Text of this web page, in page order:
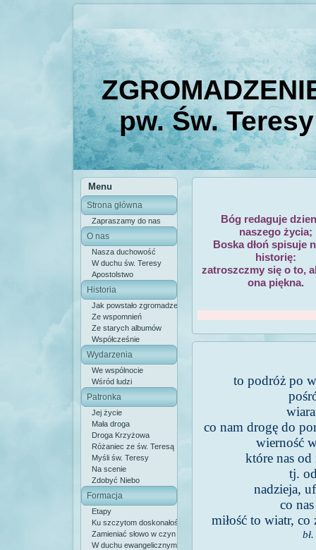
pw. Św.
Menu
Strona główna
Zapraszamy do nas
O nas
Nasza duchowość
W duchu św. Teresy
Apostolstwo
Historia
Jak powstało zgromadzenie
Ze wspomnień
Ze starych albumów
Współcześnie
Wydarzenia
We wspólnocie
Wśród ludzi
Patronka
Jej życie
Mała droga
Droga Krzyżowa
Różaniec ze św. Teresą
Myśli św. Teresy
Na scenie
Zdobyć Niebo
Formacja
Etapy
Ku szczytom doskonałości
Zamieniać słowo w czyn
W duchu ewangelicznym
Bóg redaguje
naszego życia;
Boska dłoń spisuje
historię:
zatroszczmy się o to,
ona piękna.
to podróż po
co nam drogę do
wierność
które nas
tj.
nadzieja,
co
miłość to wiatr,